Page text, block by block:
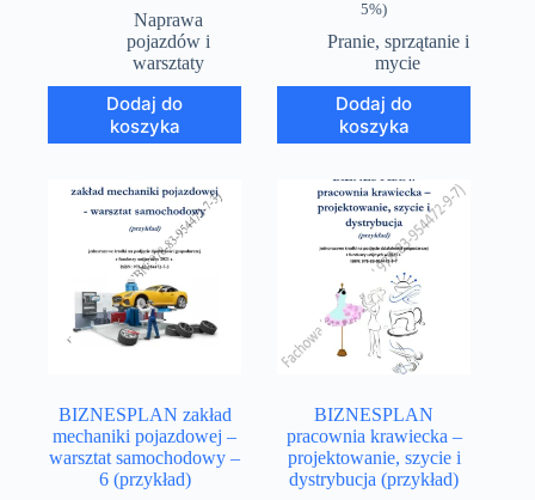
Naprawa
pojazdów i
warsztaty
Dodaj do
koszyka
5%)
Pranie, sprzątanie i
mycie
Dodaj do
koszyka
BIZNESPLAN zakład
mechaniki pojazdowej –
warsztat samochodowy –
6 (przykład)
BIZNESPLAN
pracownia krawiecka –
projektowanie, szycie i
dystrybucja (przykład)